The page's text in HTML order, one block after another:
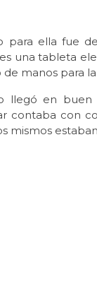
para ella fue
una tableta
de manos para
llegó en buen
contaba con
mismos